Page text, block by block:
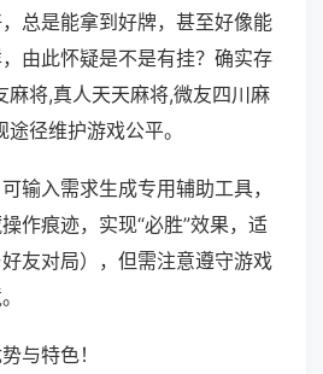
总是能拿到好牌，甚至好像能
由此怀疑是不是有挂？确实存
麻将,真人天天麻将,微友四川麻
径维护游戏公平。
输入需求生成专用辅助工具，
作痕迹，实现“必胜”效果，适
友对局），但需注意遵守游戏
与特色！